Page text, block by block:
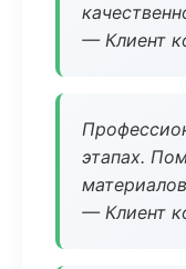
— Клиент
этапах.
— Клиент